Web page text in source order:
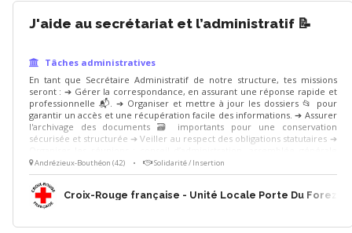
J'aide au secrétariat et l’administratif 📝
Tâches administratives
En tant que Secrétaire Administratif de notre structure, tes missions
seront : ➔ Gérer la correspondance, en assurant une réponse rapide et
professionnelle 📬. ➔ Organiser et mettre à jour les dossiers 📂 pour
garantir un accès et une récupération facile des informations. ➔ Assurer
l'archivage des documents 🗃️ importants pour une conservation
sécurisée et structurée ➔ Veiller au respect des obligations statutaires ➔
Les aspects administratifs sont indispensables à la continuation de nos
activités, tu seras un maillon essentiel de l’action de l’association ! Tu es
polyvalent et organisé ? Rejoins-nous ! 🙂
Andrézieux-Bouthéon (42) • Solidarité / Insertion
Croix-Rouge française - Unité Locale Porte Du Forez